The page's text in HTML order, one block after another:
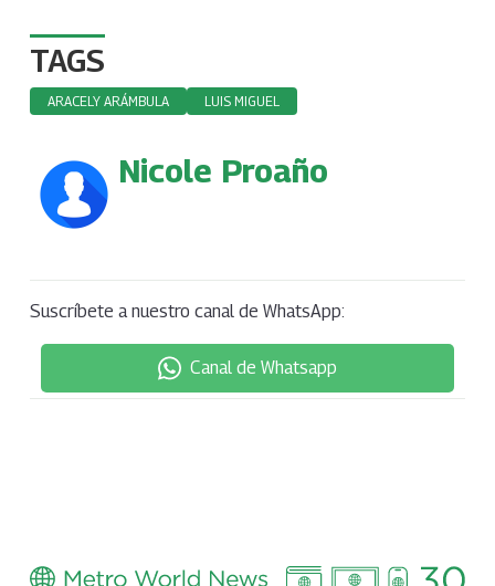
TAGS
ARACELY ARÁMBULA LUIS MIGUEL
Nicole Proaño
Suscríbete a nuestro canal de WhatsApp:
Canal de Whatsapp